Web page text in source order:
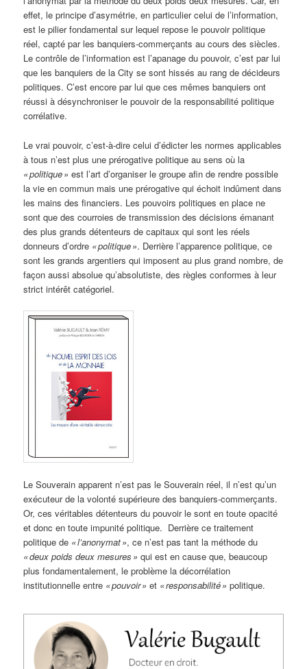
effet, le principe d’asymétrie, en particulier celui de l’information,
est le pilier fondamental sur lequel repose le pouvoir politique
réel, capté par les banquiers-commerçants au cours des siècles.
Le contrôle de l’information est l’apanage du pouvoir, c’est par lui
que les banquiers de la City se sont hissés au rang de décideurs
politiques. C’est encore par lui que ces mêmes banquiers ont
réussi à désynchroniser le pouvoir de la responsabilité politique
corrélative.
Le vrai pouvoir, c’est-à-dire celui d’édicter les normes applicables
à tous n’est plus une prérogative politique au sens où la
« politique » est l’art d’organiser le groupe afin de rendre possible
la vie en commun mais une prérogative qui échoit indûment dans
les mains des financiers. Les pouvoirs politiques en place ne
sont que des courroies de transmission des décisions émanant
des plus grands détenteurs de capitaux qui sont les réels
donneurs d’ordre « politique ». Derrière l’apparence politique, ce
sont les grands argentiers qui imposent au plus grand nombre, de
façon aussi absolue qu’absolutiste, des règles conformes à leur
strict intérêt catégoriel.
Le Souverain apparent n’est pas le Souverain réel, il n’est qu’un
exécuteur de la volonté supérieure des banquiers-commerçants.
Or, ces véritables détenteurs du pouvoir le sont en toute opacité
et donc en toute impunité politique. Derrière ce traitement
politique de « l’anonymat », ce n’est pas tant la méthode du
« deux poids deux mesures » qui est en cause que, beaucoup
plus fondamentalement, le problème la décorrélation
institutionnelle entre « pouvoir » et « responsabilité » politique.